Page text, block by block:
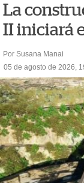
La
II iniciará
Por Susana Manai
05 de agosto de 2026,